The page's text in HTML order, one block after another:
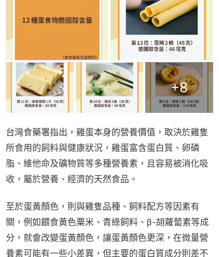
+8
台灣食藥署指出，雞蛋本身的營養價值，取決於雞隻
所食用的飼料與健康狀況，雞蛋富含蛋白質、卵磷
脂、維他命及礦物質等多種營養素，且容易被消化吸
收，屬於營養、經濟的天然食品。
至於蛋黃顏色，則與雞隻品種、飼料配方等因素有
關，例如餵食黃色粟米、青綠飼料、β-胡蘿蔔素等成
分，就會改變蛋黃顏色，讓蛋黃顏色更深，在微量營
養素可能有一些小差異，但主要的蛋白質成分則差不